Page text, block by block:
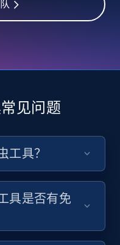
Awg
rate,
Video url,
more.
注册使用
见问题
工具？
具是否有免